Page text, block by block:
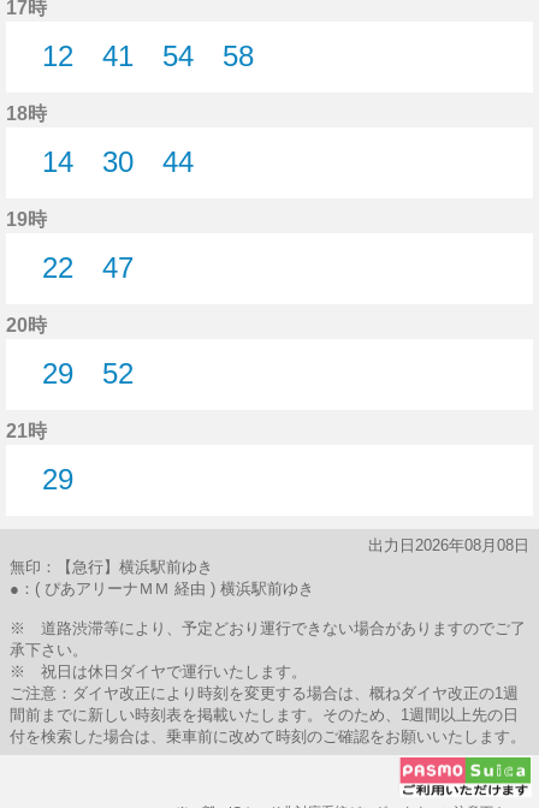
17時
12
41
54
58
18時
14
30
44
19時
22
47
20時
29
52
21時
29
出力日2026年08月08日
無印：【急行】横浜駅前ゆき
●：( ぴあアリーナＭＭ 経由 ) 横浜駅前ゆき
※ 道路渋滞等により、予定どおり運行できない場合がありますのでご了
承下さい。
※ 祝日は休日ダイヤで運行いたします。
ご注意：ダイヤ改正により時刻を変更する場合は、概ねダイヤ改正の1週
間前までに新しい時刻表を掲載いたします。そのため、1週間以上先の日
付を検索した場合は、乗車前に改めて時刻のご確認をお願いいたします。